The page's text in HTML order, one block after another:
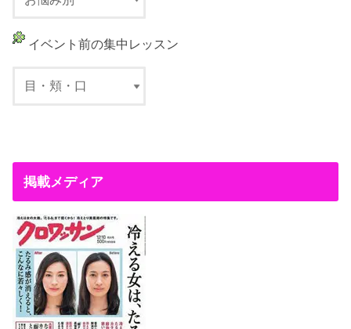
イベント前の集中レッスン
掲載メディア